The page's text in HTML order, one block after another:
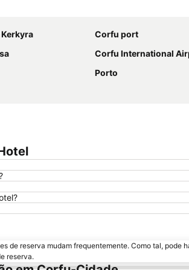
Corfu port
Corfu International
Porto
de reserva mudam frequentemente. Como tal, pode
reserva.